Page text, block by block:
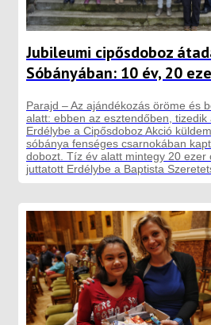
Jubileumi cipősdoboz
Sóbányában: 10 év, 20
Parajd – Az ajándékozás öröme és
alatt: ebben az esztendőben,
Erdélybe a Cipősdoboz Akció
sóbánya fenséges csarnokában
dobozt. Tíz év alatt mintegy 20 ezer
juttatott Erdélybe a Baptista